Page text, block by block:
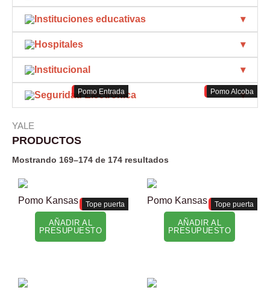
Instituciones educativas
Hospitales
Institucional
Seguridad Electrónica
YALE
PRODUCTOS
Mostrando 169–174 de 174 resultados
Pomo Kansas
Pomo Entrada
AÑADIR AL
PRESUPUESTO
Pomo Kansas
Pomo Alcoba
AÑADIR AL
PRESUPUESTO
Tope puerta Tope puerta